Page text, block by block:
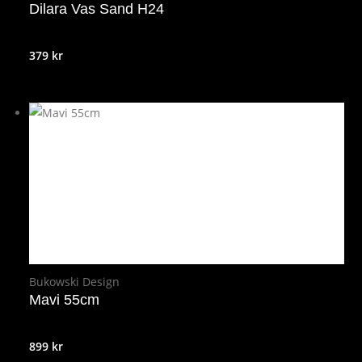
Dilara Vas Sand H24
379 kr
Bukowski Design
Mavi 55cm
899 kr